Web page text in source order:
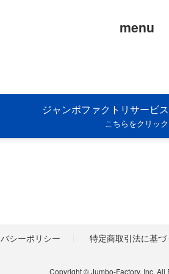
menu
ジャンボファクトリサービ
こちらをクリック
シーポリシー 特定商取引法に基
Copyright © Jumbo-Factory, Inc. All